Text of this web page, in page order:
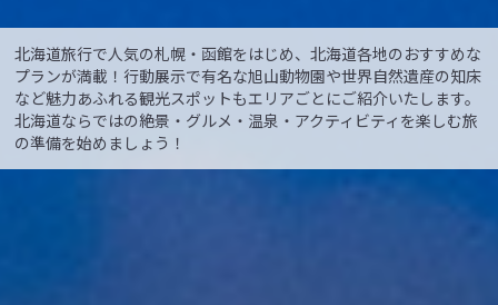
北海道旅行で人気の札幌・函館をはじめ、北海道各地のおすすめな
プランが満載！行動展示で有名な旭山動物園や世界自然遺産の知床
など魅力あふれる観光スポットもエリアごとにご紹介いたします。
北海道ならではの絶景・グルメ・温泉・アクティビティを楽しむ旅
の準備を始めましょう！